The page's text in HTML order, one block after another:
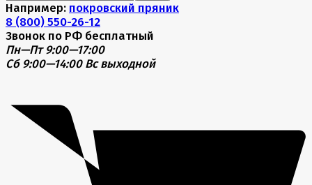
Например: покровский пряник
8 (800) 550-26-12
Звонок по РФ бесплатный
Пн—Пт 9:00—17:00
Сб 9:00—14:00 Вс выходной